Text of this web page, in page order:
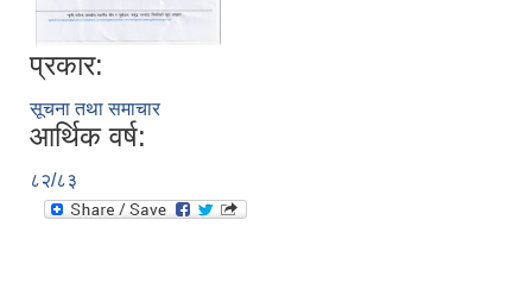
प्रकार:
सूचना तथा समाचार
आर्थिक वर्ष:
८२/८३